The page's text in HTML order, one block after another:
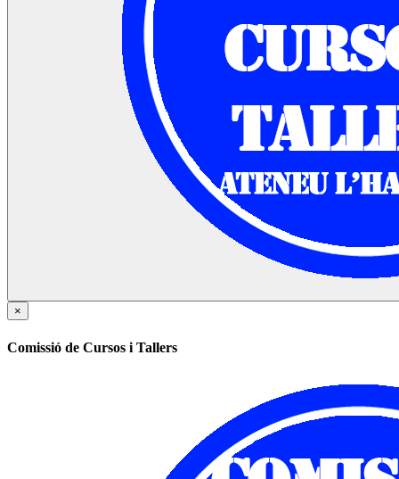
×
Comissió de Cursos i Tallers